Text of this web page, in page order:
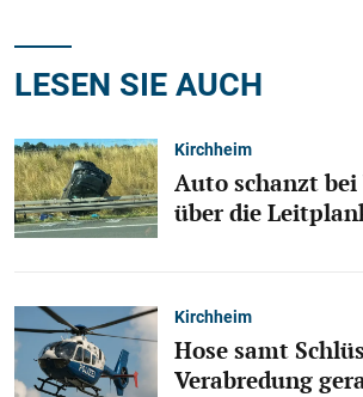
LESEN SIE AUCH
Kirchheim
Auto schanzt
über die
Kirchheim
Hose samt
Verabredung